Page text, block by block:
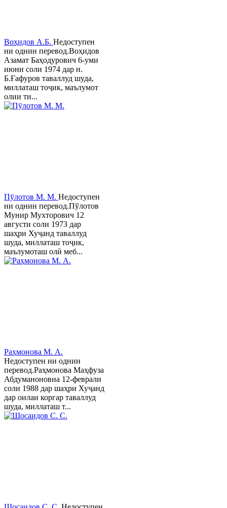
Воҳидов А.Б. Недоступен
ни однин перевод.Воҳидов
Азамат Баҳодурович 6-уми
июни соли 1974 дар н.
Б.Ғафуров таваллуд шуда,
миллаташ тоҷик, маълумот
олии ти...
Пӯлотов М. М. Недоступен
ни однин перевод.Пўлотов
Мунир Мухторович 12
августи соли 1973 дар
шаҳри Хуҷанд таваллуд
шуда, миллаташ тоҷик,
маълумоташ олӣ меб...
Раҳмонова М. А.
Недоступен ни однин
перевод.Раҳмонова Маҳфуза
Абдуманоновна 12-феврали
соли 1988 дар шаҳри Хуҷанд
дар оилаи коргар таваллуд
шуда, миллаташ т...